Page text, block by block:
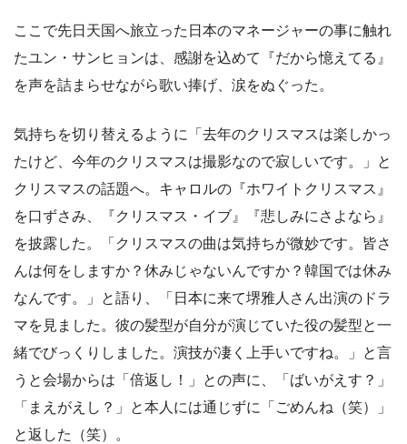
ここで先日天国へ旅立った日本のマネージャーの事に触れ
たユン・サンヒョンは、感謝を込めて『だから憶えてる』
を声を詰まらせながら歌い捧げ、涙をぬぐった。
気持ちを切り替えるように「去年のクリスマスは楽しかっ
たけど、今年のクリスマスは撮影なので寂しいです。」と
クリスマスの話題へ。キャロルの『ホワイトクリスマス』
を口ずさみ、『クリスマス・イブ』『悲しみにさよなら』
を披露した。「クリスマスの曲は気持ちが微妙です。皆さ
んは何をしますか？休みじゃないんですか？韓国では休み
なんです。」と語り、「日本に来て堺雅人さん出演のドラ
マを見ました。彼の髪型が自分が演じていた役の髪型と一
緒でびっくりしました。演技が凄く上手いですね。」と言
うと会場からは「倍返し！」との声に、「ばいがえす？」
「まえがえし？」と本人には通じずに「ごめんね（笑）」
と返した（笑）。